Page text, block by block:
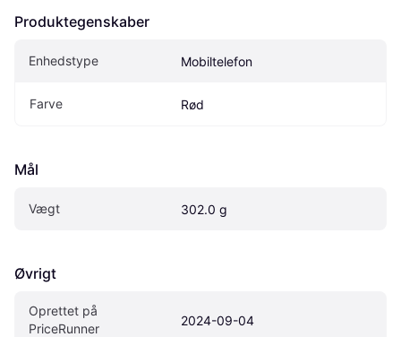
Produktegenskaber
Enhedstype Mobiltelefon
Farve Rød
Mål
Vægt 302.0 g
Øvrigt
Oprettet på
PriceRunner
2024-09-04